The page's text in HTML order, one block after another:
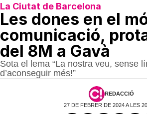
La Ciutat de Barcelona
Les dones en el
comunicació,
del 8M a Gavà
Sota el lema “La nostra veu, sense
d’aconseguir més!”
REDACCIÓ
27 DE FEBRER DE 2024 A LES